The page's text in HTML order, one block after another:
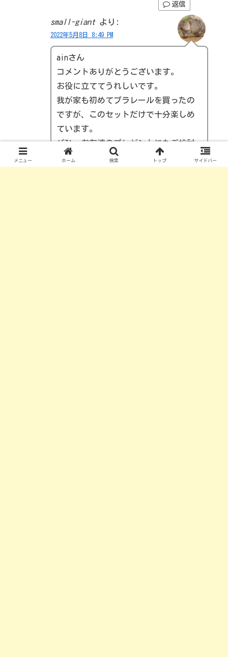
返信
small-giant より:
2022年5月8日 8:49 PM
ainさん
コメントありがとうございます。
お役に立ててうれしいです。
我が家も初めてプラレールを買ったの
ですが、このセットだけで十分楽しめ
ています。
ぜひ、お友達のプレゼントにもご検討
ください。
メニュー ホーム 検索 トップ サイドバー